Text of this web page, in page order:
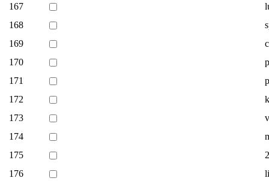
167
168
169
170
171
172
173
174
175
176